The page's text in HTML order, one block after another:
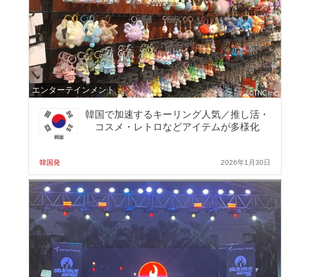
エンターテインメント
韓国で加速するキーリング人気／推し活・
コスメ・レトロなどアイテムが多様化
韓国発 2026年1月30日